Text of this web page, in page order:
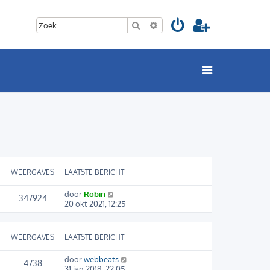
Zoek Uitgebreid zoeken
WEERGAVES LAATSTE BERICHT
347924 door Robin
20 okt 2021, 12:25
WEERGAVES LAATSTE BERICHT
4738 doorwebbeats